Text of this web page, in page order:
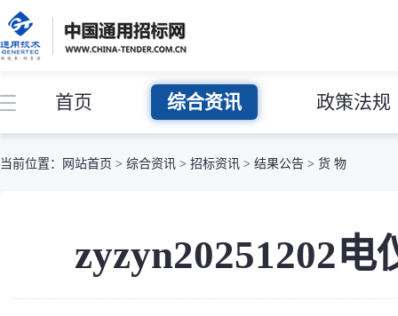
首页 综合资讯 政策法规
当前位置： 网站首页 > 综合资讯 > 招标资讯 > 结果公告 > 货 物
zyzyn20251202